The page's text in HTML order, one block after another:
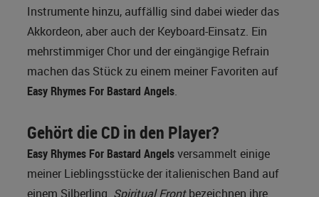
Instrumente hinzu, auffällig sind dabei wieder das
Akkordeon, aber auch der Keyboard-Einsatz. Ein
mehrstimmiger Chor und der eingängige Refrain
machen das Stück zu einem meiner Favoriten auf
Easy Rhymes For Bastard Angels.
Gehört die CD in den Player?
Easy Rhymes For Bastard Angelsversammelt einige
meiner Lieblingsstücke der italienischen Band auf
einem Silberling. Spiritual Frontbezeichnen ihre